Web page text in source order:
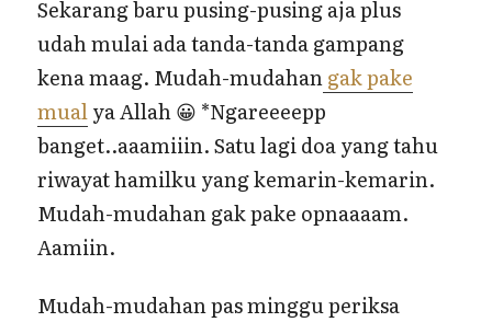
Sekarang baru pusing-pusing aja plus
udah mulai ada tanda-tanda gampang
kena maag. Mudah-mudahangak pake
mualya Allah 😀 *Ngareeeepp
banget..aaamiiin. Satu lagi doa yang tahu
riwayat hamilku yang kemarin-kemarin.
Mudah-mudahan gak pake opnaaaam.
Aamiin.
Mudah-mudahan pas minggu periksa